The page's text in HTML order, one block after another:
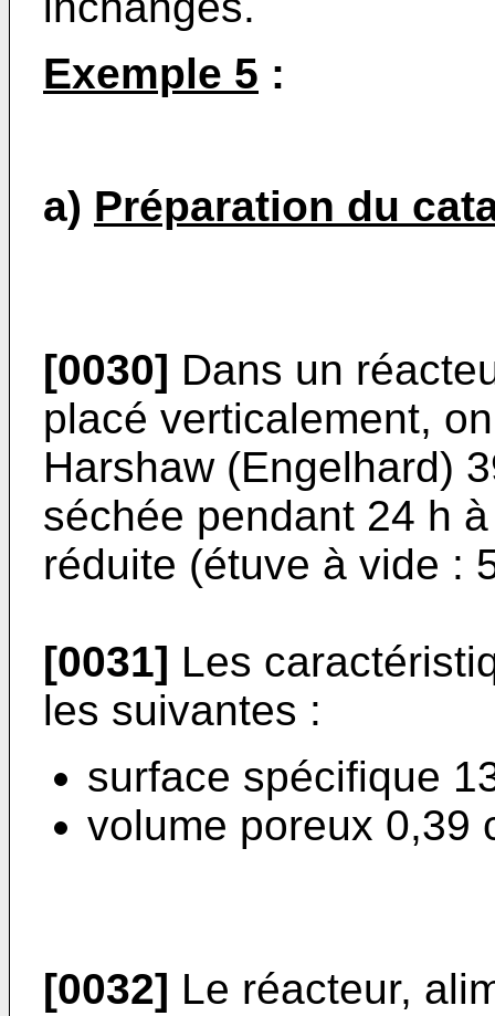
Exemple 5 :
a) Préparation du
[0030] Dans un
placé verticalement,
Harshaw (Engelhard)
séchée pendant 24 h
réduite (étuve à vide :
[0031] Les
les suivantes :
surface spécifique
volume poreux 0,39
[0032] Le réacteur,